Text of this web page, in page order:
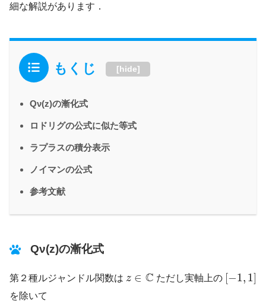
細な解説があります．
もくじ [hide]
Qν(z)の漸化式
ロドリグの公式に似た等式
ラプラスの積分表示
ノイマンの公式
参考文献
Qν(z)の漸化式
第２種ルジャンドル関数は z ∈ C
z ∈ C ただし実軸上の [−1, 1]
[− 1 1]
を除いて